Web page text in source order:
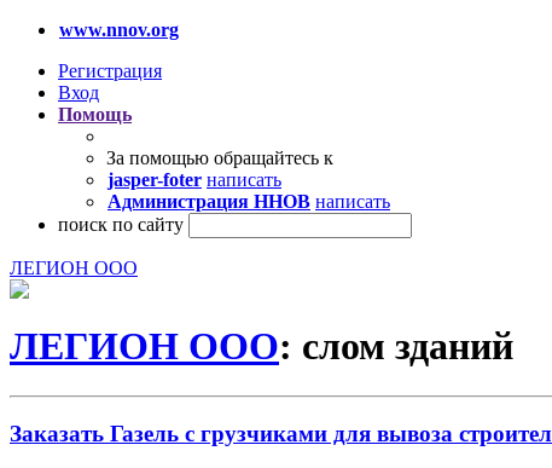
www.nnov.org
Регистрация
Вход
Помощь
За помощью обращайтесь к
jasper-foter написать
Администрация ННОВ написать
поиск по сайту
ЛЕГИОН ООО
ЛЕГИОН ООО: слом зданий
Заказать Газель с грузчиками для вывоза